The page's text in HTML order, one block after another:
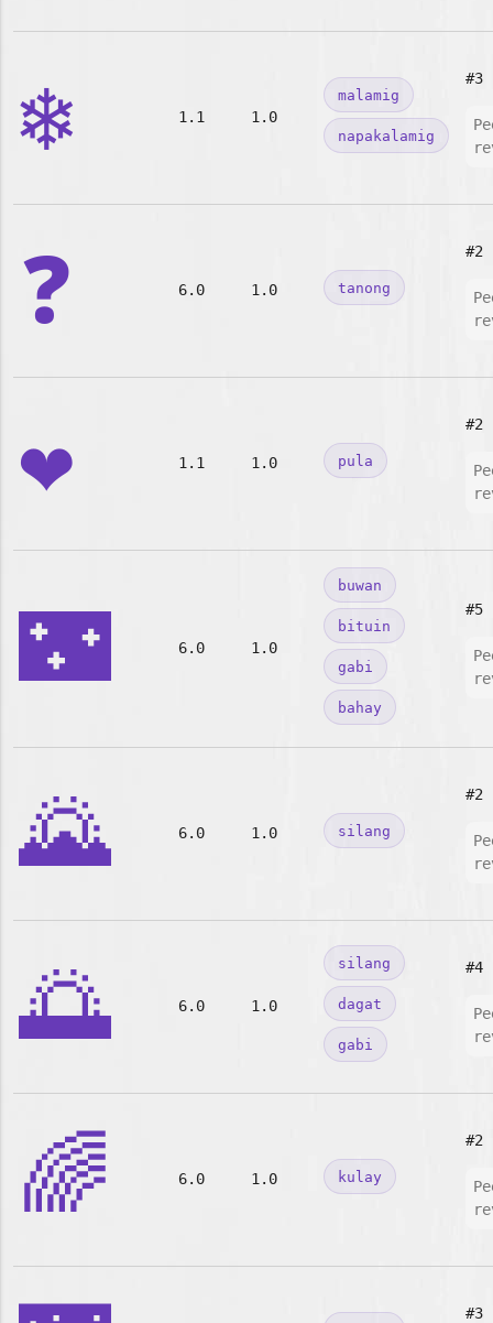
❄️ 1.1 1.0
malamig
napakalamig
#3
❓ 6.0 1.0 tanong
#2
❤️ 1.1 1.0 pula
#2
🌃 6.0 1.0
buwan
bituin
gabi
bahay
#5
🌄 6.0 1.0 silang
#2
🌅 6.0 1.0
silang
dagat
gabi
#4
🌈 6.0 1.0 kulay
#2
#3